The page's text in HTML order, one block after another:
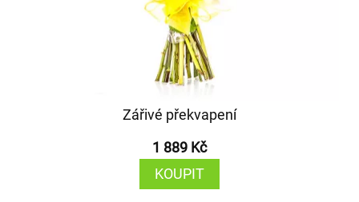
Zářivé překvapení
1 889 Kč
KOUPIT